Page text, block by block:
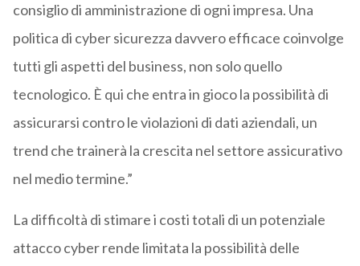
consiglio di amministrazione di ogni impresa. Una
politica di cyber sicurezza davvero efficace coinvolge
tutti gli aspetti del business, non solo quello
tecnologico. È qui che entra in gioco la possibilità di
assicurarsi contro le violazioni di dati aziendali, un
trend che trainerà la crescita nel settore assicurativo
nel medio termine.”
La difficoltà di stimare i costi totali di un potenziale
attacco cyber rende limitata la possibilità delle